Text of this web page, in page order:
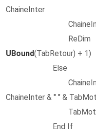
ChaineInter
ChaineInter =
ReDim
UBound(TabRetour) + 1)
Else
ChaineInter
ChaineInter & " " &
End If